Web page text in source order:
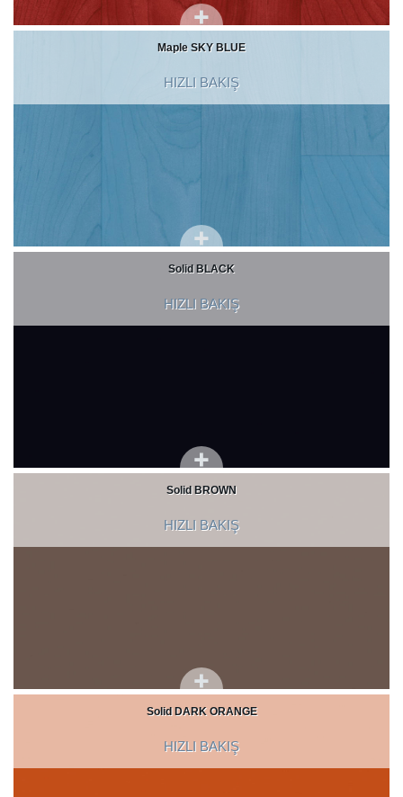
Maple SKY BLUE
HIZLI BAKIŞ
Solid BLACK
HIZLI BAKIŞ
Solid BROWN
HIZLI BAKIŞ
Solid DARK ORANGE
HIZLI BAKIŞ